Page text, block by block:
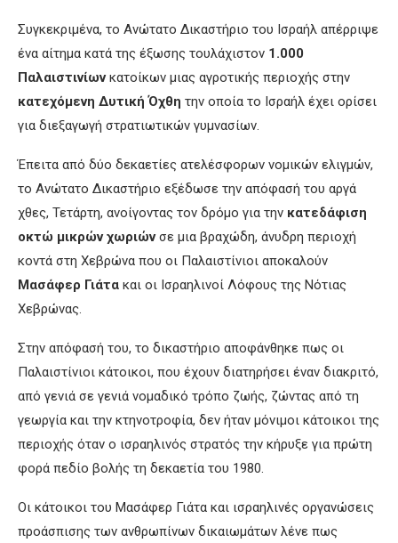
Συγκεκριμένα, το Ανώτατο Δικαστήριο του Ισραήλ απέρριψε
ένα αίτημα κατά της έξωσης τουλάχιστον 1.000
Παλαιστινίωνκατοίκων μιας αγροτικής περιοχής στην
κατεχόμενη Δυτική Όχθη την οποία το Ισραήλ έχει ορίσει
για διεξαγωγή στρατιωτικών γυμνασίων.
Έπειτα από δύο δεκαετίες ατελέσφορων νομικών ελιγμών,
το Ανώτατο Δικαστήριο εξέδωσε την απόφασή του αργά
χθες, Τετάρτη, ανοίγοντας τον δρόμο για την κατεδάφιση
οκτώ μικρών χωριώνσε μια βραχώδη, άνυδρη περιοχή
κοντά στη Χεβρώνα που οι Παλαιστίνιοι αποκαλούν
Μασάφερ Γιάτα και οι Ισραηλινοί Λόφους της Νότιας
Χεβρώνας.
Στην απόφασή του, το δικαστήριο αποφάνθηκε πως οι
Παλαιστίνιοι κάτοικοι, που έχουν διατηρήσει έναν διακριτό,
από γενιά σε γενιά νομαδικό τρόπο ζωής, ζώντας από τη
γεωργία και την κτηνοτροφία, δεν ήταν μόνιμοι κάτοικοι της
περιοχής όταν ο ισραηλινός στρατός την κήρυξε για πρώτη
φορά πεδίο βολής τη δεκαετία του 1980.
Οι κάτοικοι του Μασάφερ Γιάτα και ισραηλινές οργανώσεις
προάσπισης των ανθρωπίνων δικαιωμάτων λένε πως